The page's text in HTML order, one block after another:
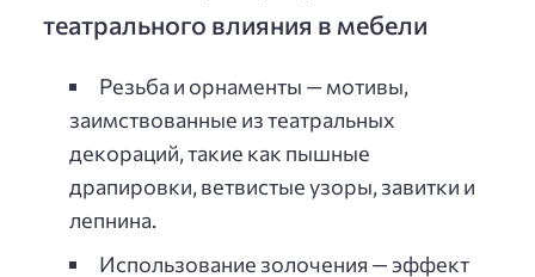
театрального влияния в мебели
Резьба и орнаменты — мотивы,
заимствованные из театральных
декораций, такие как пышные
драпировки, ветвистые узоры, завитки и
лепнина.
Использование золочения — эффект